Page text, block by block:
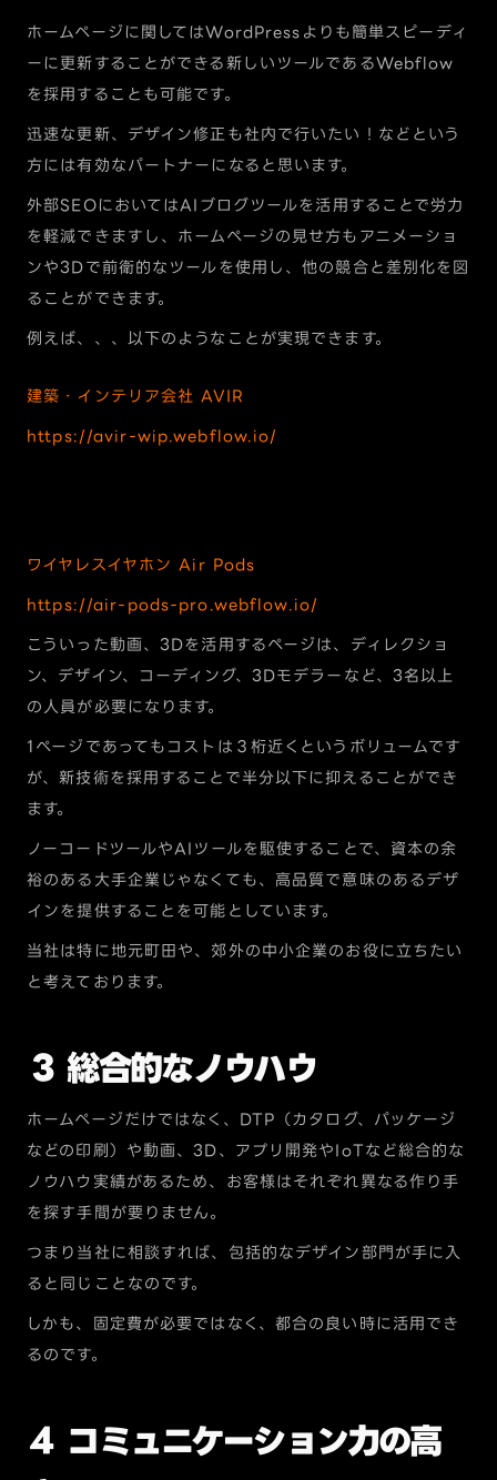
ホームページに関してはWordPressよりも簡単スピーディ
ーに更新することができる新しいツールであるWebflow
を採用することも可能です。
迅速な更新、デザイン修正も社内で行いたい！などという
方には有効なパートナーになると思います。
外部SEOにおいてはAIブログツールを活用することで労力
を軽減できますし、ホームページの見せ方もアニメーショ
ンや3Dで前衛的なツールを使用し、他の競合と差別化を図
ることができます。
例えば、、、以下のようなことが実現できます。
建築・インテリア会社 AVIR
https://avir-wip.webflow.io/
ワイヤレスイヤホン Air Pods
https://air-pods-pro.webflow.io/
こういった動画、3Dを活用するページは、ディレクショ
ン、デザイン、コーディング、3Dモデラーなど、3名以上
の人員が必要になります。
1ページであってもコストは３桁近くというボリュームです
が、新技術を採用することで半分以下に抑えることができ
ます。
ノーコードツールやAIツールを駆使することで、資本の余
裕のある大手企業じゃなくても、高品質で意味のあるデザ
インを提供することを可能としています。
当社は特に地元町田や、郊外の中小企業のお役に立ちたい
と考えております。
３ 総合的なノウハウ
ホームページだけではなく、DTP（カタログ、パッケージ
などの印刷）や動画、3D、アプリ開発やIoTなど総合的な
ノウハウ実績があるため、お客様はそれぞれ異なる作り手
を探す手間が要りません。
つまり当社に相談すれば、包括的なデザイン部門が手に入
ると同じことなのです。
しかも、固定費が必要ではなく、都合の良い時に活用でき
るのです。
４ コミュニケーション力の高